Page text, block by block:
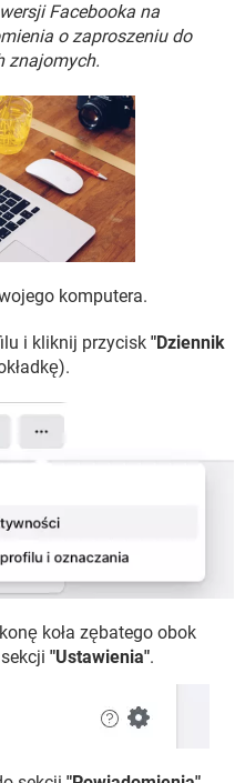
NETFLIX
FACEBOOK
WHATSAPP
NETFLIX
FACEBOOK
Facebooka na
o zaproszeniu do
znajomych.
komputera.
i kliknij przycisk "Dziennik
koła zębatego obok
"Ustawienia".